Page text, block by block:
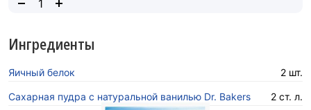
Ингредиенты
Яичный белок 2 шт.
Сахарная пудра с натуральной ванилью Dr. Bakers 2 ст. л.